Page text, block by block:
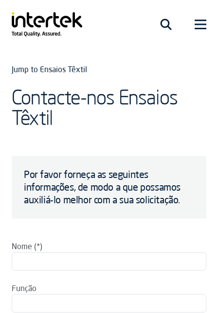
Jump to Ensaios Têxtil
Contacte-nos Ensaios
Têxtil
Por favor forneça as seguintes
informações, de modo a que possamos
auxiliá-lo melhor com a sua solicitação.
Nome
Função